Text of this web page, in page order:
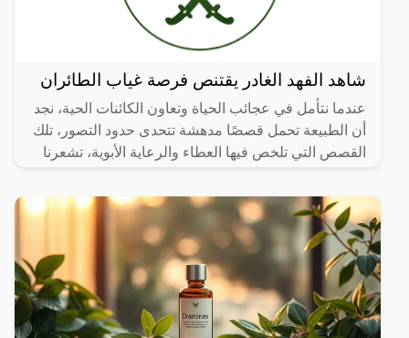
شاهد الفهد الغادر يقتنص فرصة غياب الطائران
عندما نتأمل في عجائب الحياة وتعاون الكائنات الحية، نجد
أن الطبيعة تحمل قصصًا مدهشة تتحدى حدود التصور، تلك
القصص التي تلخص فيها العطاء والرعاية الأبوية، تشعرنا